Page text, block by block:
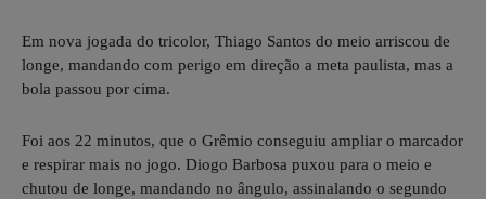
Em nova jogada do tricolor, Thiago Santos do meio arriscou de
longe, mandando com perigo em direção a meta paulista, mas a
bola passou por cima.
Foi aos 22 minutos, que o Grêmio conseguiu ampliar o marcador
e respirar mais no jogo. Diogo Barbosa puxou para o meio e
chutou de longe, mandando no ângulo, assinalando o segundo